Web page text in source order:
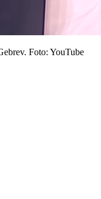
Foto: YouTube